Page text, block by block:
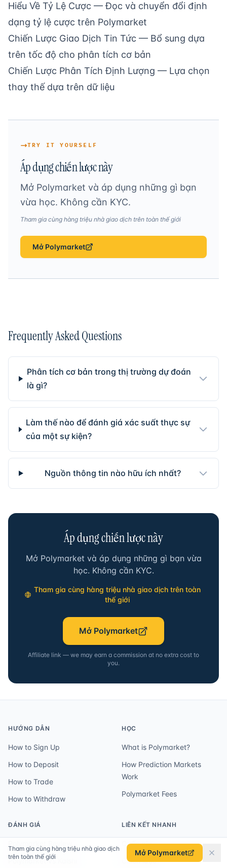
Hiểu Về Tỷ Lệ Cược — Đọc và chuyển đổi định
dạng tỷ lệ cược trên Polymarket
Chiến Lược Giao Dịch Tin Tức — Bổ sung dựa
trên tốc độ cho phân tích cơ bản
Chiến Lược Phân Tích Định Lượng — Lựa chọn
thay thế dựa trên dữ liệu
TRY IT YOURSELF
Áp dụng chiến lược này
Mở Polymarket và áp dụng những gì bạn
vừa học. Không cần KYC.
Tham gia cùng hàng triệu nhà giao dịch trên toàn thế giới
Mở Polymarket
Frequently Asked Questions
Phân tích cơ bản trong thị trường dự đoán
là gì?
Làm thế nào để đánh giá xác suất thực sự
của một sự kiện?
Nguồn thông tin nào hữu ích nhất?
Áp dụng chiến lược này
Mở Polymarket và áp dụng những gì bạn vừa
học. Không cần KYC.
Tham gia cùng hàng triệu nhà giao dịch trên toàn
thế giới
Mở Polymarket
Affiliate link — we may earn a commission at no extra cost to
you.
Tham gia cùng hàng triệu nhà giao dịch
trên toàn thế giới
Mở Polymarket
HƯỚNG DẪN
How to Sign Up
How to Deposit
How to Trade
How to Withdraw
HỌC
What is Polymarket?
How Prediction Markets
Work
Polymarket Fees
ĐÁNH GIÁ
Polymarket vs Kalshi
LIÊN KẾT NHANH
Quốc gia
Chiến lược